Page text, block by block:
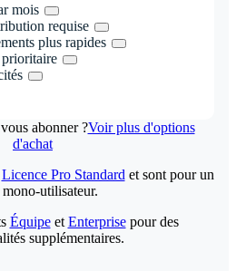
mois
requise
plus rapides
prioritaire
abonner ?Voir plus d'options
d'achat
Licence Pro Standard et sont pour un
mono-utilisateur.
Équipeet Enterprisepour des
supplémentaires.